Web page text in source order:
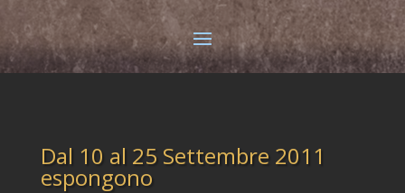
Dal 10 al 25 Settembre 2011
espongono